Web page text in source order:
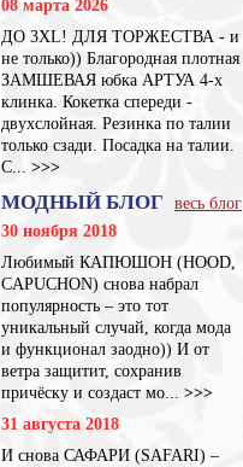
08 марта 2026
ДО 3XL! ДЛЯ ТОРЖЕСТВА - и
не только)) Благородная плотная
ЗАМШЕВАЯ юбка АРТУА 4-х
клинка. Кокетка спереди -
двухслойная. Резинка по талии
только сзади. Посадка на талии.
С... >>>
МОДНЫЙ БЛОГ
весь блог
30 ноября 2018
Любимый КАПЮШОН (HOOD,
CAPUCHON) снова набрал
популярность – это тот
уникальный случай, когда мода
и функционал заодно)) И от
ветра защитит, сохранив
причёску и создаст мо... >>>
31 августа 2018
И снова САФАРИ (SAFARI) –